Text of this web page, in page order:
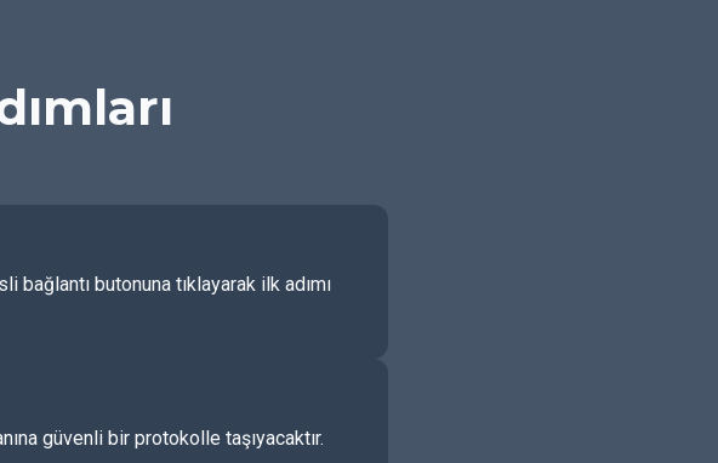
butonuna tıklayarak ilk adımı
güvenli bir protokolle taşıyacaktır.